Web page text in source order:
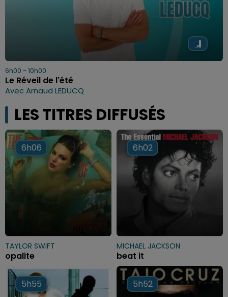
6h00 - 10h00
Le Réveil de l'été
Avec Arnaud LEDUCQ
LES TITRES DIFFUSÉS
6h06
6h06
TAYLOR SWIFT
opalite
6h02
6h02
MICHAEL JACKSON
beat it
5h55
5h55 5h52
5h52